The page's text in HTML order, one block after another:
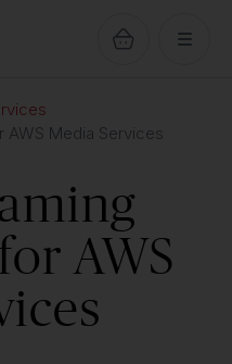
AWS Media Services
AWS